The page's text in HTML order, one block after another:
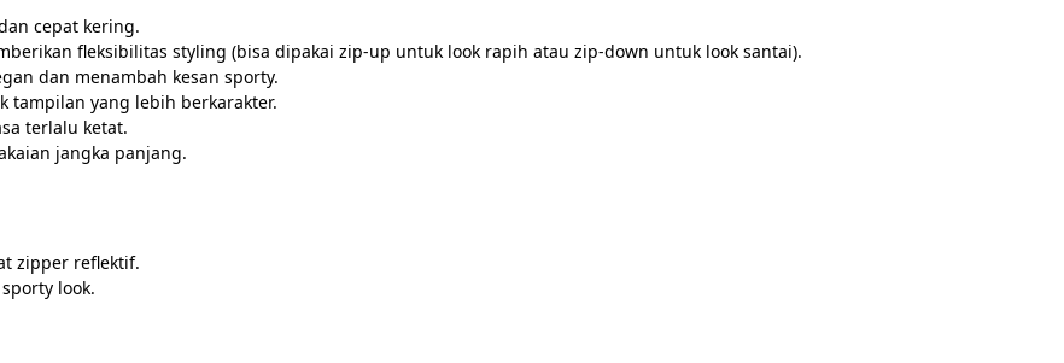
cepat kering.
fleksibilitas styling (bisa dipakai zip-up untuk look rapih atau zip-down untuk look santai).
dan menambah kesan sporty.
tampilan yang lebih berkarakter.
terlalu ketat.
jangka panjang.
zipper reflektif.
look.